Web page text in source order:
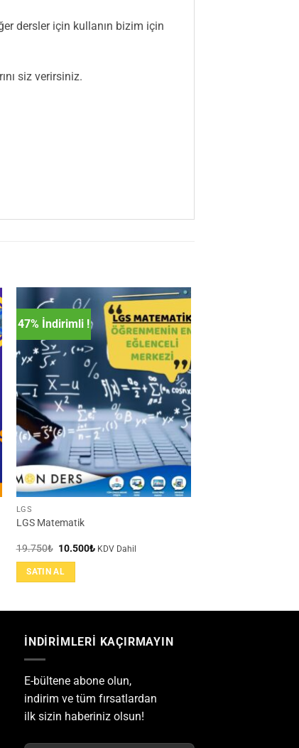
dersler için kullanın bizim için
siz verirsiniz.
47% İndirimli !
LGS
LGS Matematik
19.750₺ Orijinal
19.750₺.
10.500₺ŞuKDV Dahil
SATIN AL
İNDİRİMLERİ KAÇIRMAYIN
E-bültene abone olun,
indirim ve tüm fırsatlardan
ilk sizin haberiniz olsun!